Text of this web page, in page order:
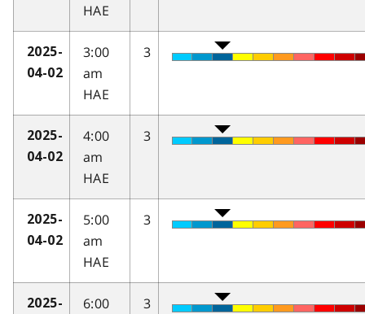
HAE
2025-
04-02
3:00
am
HAE
3
2025-
04-02
4:00
am
HAE
3
2025-
04-02
5:00
am
HAE
3
2025-
6:00
3